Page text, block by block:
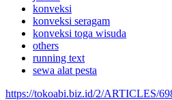
konveksi
konveksi seragam
konveksi toga wisuda
others
running text
sewa alat pesta
https://tokoabi.biz.id/2/ARTICLES/